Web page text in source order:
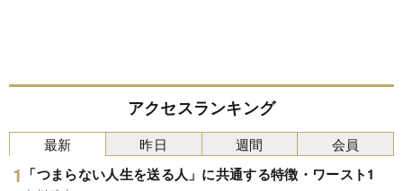
アクセスランキング
最新
「つまらない人生を送る人」に共通する特徴・ワースト1
昨日 週間 会員